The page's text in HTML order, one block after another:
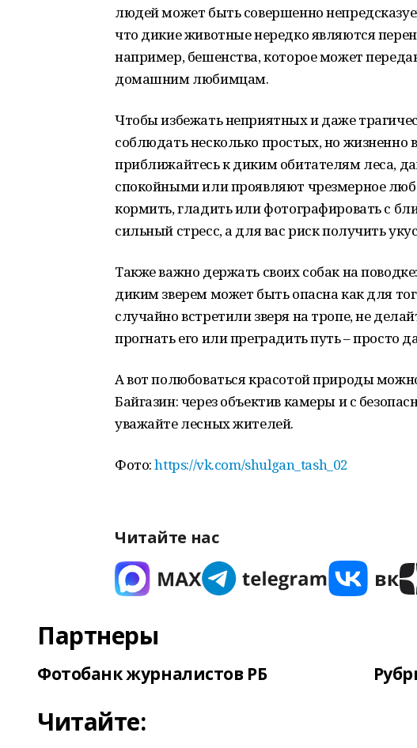
людей может быть совершенно
что дикие животные нередко являются
например, бешенства, которое может
домашним любимцам.
Чтобы избежать неприятных и даже
соблюдать несколько простых, но
приближайтесь к диким обитателям леса,
спокойными или проявляют чрезмерное
кормить, гладить или фотографировать с
сильный стресс, а для вас риск получить
Также важно держать своих собак на
диким зверем может быть опасна как для
случайно встретили зверя на тропе, не
прогнать его или преградить путь – просто
А вот полюбоваться красотой природы
Байгазин: через объектив камеры и с
уважайте лесных жителей.
Фото:https://vk.com/shulgan_tash_02
Читайте нас
Партнеры
Фотобанк журналистов РБ
Читайте: